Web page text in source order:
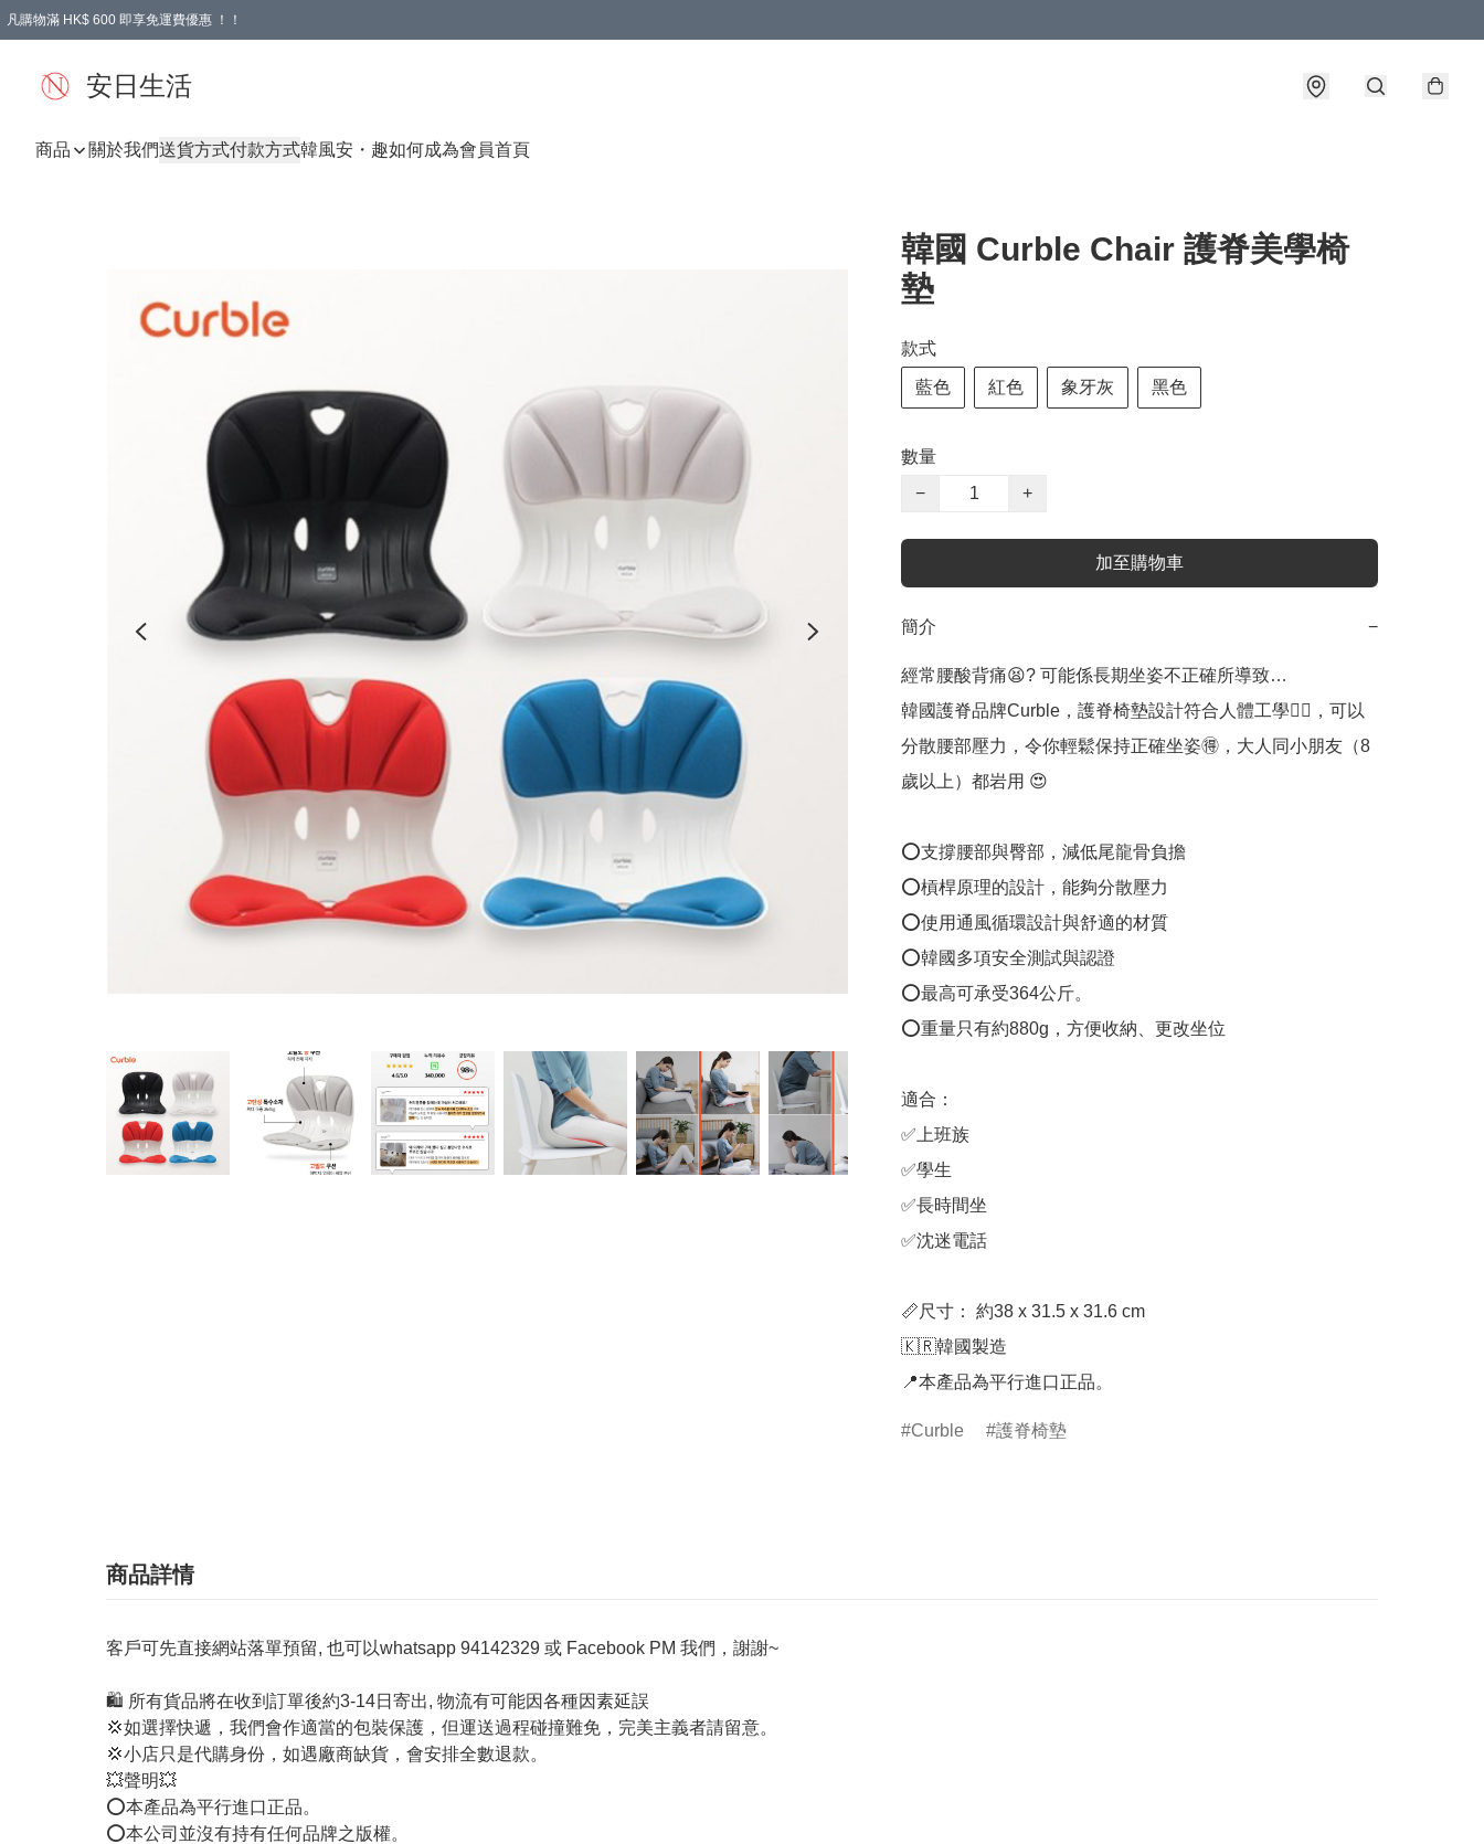
凡購物滿 HK$ 600 即享免運費優惠 ！！
安日生活
商品 關於我們送貨方式付款方式韓風安・趣如何成為會員首頁
韓國 Curble Chair 護脊美學椅
墊
款式
藍色 紅色 象牙灰 黑色
數量
−
+
加至購物車
簡介 −
經常腰酸背痛😫? 可能係長期坐姿不正確所導致…
韓國護脊品牌Curble，護脊椅墊設計符合人體工學👍🏻，可以
分散腰部壓力，令你輕鬆保持正確坐姿🉐，大人同小朋友（8
歲以上）都岩用 😍
⭕支撐腰部與臀部，減低尾龍骨負擔
⭕槓桿原理的設計，能夠分散壓力
⭕使用通風循環設計與舒適的材質
⭕韓國多項安全測試與認證
⭕最高可承受364公斤。
⭕重量只有約880g，方便收納、更改坐位
適合：
✅️上班族
✅️學生
✅️長時間坐
✅️沈迷電話
📏尺寸： 約38 x 31.5 x 31.6 cm
🇰🇷韓國製造
📍本產品為平行進口正品。
Curble 護脊椅墊
商品詳情
客戶可先直接網站落單預留, 也可以whatsapp 94142329 或 Facebook PM 我們，謝謝~
🛍️ 所有貨品將在收到訂單後約3-14日寄出, 物流有可能因各種因素延誤
💢如選擇快遞，我們會作適當的包裝保護，但運送過程碰撞難免，完美主義者請留意。
💢小店只是代購身份，如遇廠商缺貨，會安排全數退款。
💥聲明💥
⭕️本產品為平行進口正品。
⭕️本公司並沒有持有任何品牌之版權。